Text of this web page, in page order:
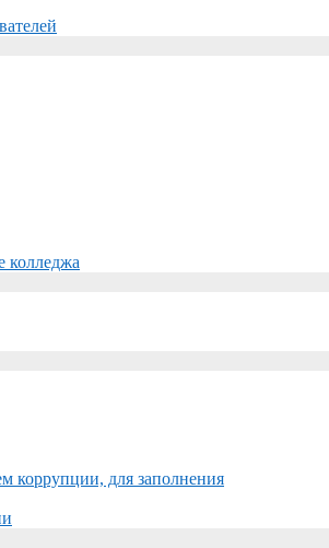
колледжа
коррупции, для заполнения